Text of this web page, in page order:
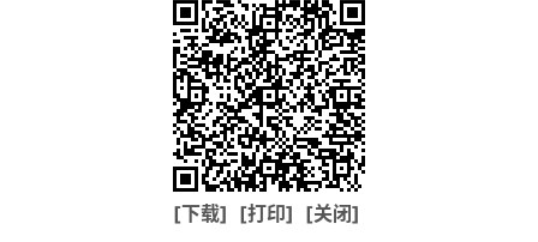
[下载] [打印] [关闭]